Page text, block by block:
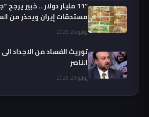
“11 مليار دولار .. خبير يرجح
مستحقات إيران ويحذر من
يوليو 24, 2026
توريث الفساد من الاجداد
الناصر
يوليو 23, 2026